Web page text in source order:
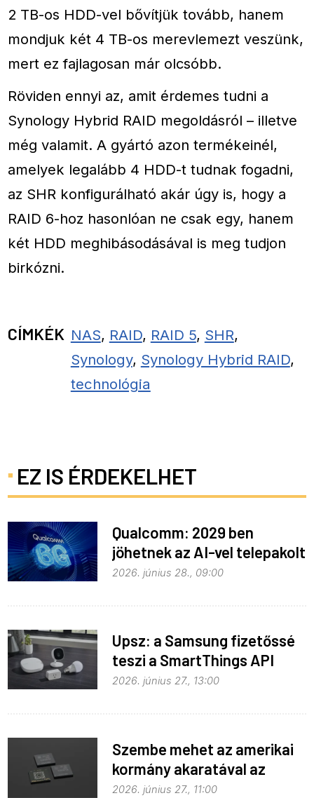
2 TB-os HDD-vel bővítjük tovább, hanem
mondjuk két 4 TB-os merevlemezt veszünk,
mert ez fajlagosan már olcsóbb.
Röviden ennyi az, amit érdemes tudni a
Synology Hybrid RAID megoldásról – illetve
még valamit. A gyártó azon termékeinél,
amelyek legalább 4 HDD-t tudnak fogadni,
az SHR konfigurálható akár úgy is, hogy a
RAID 6-hoz hasonlóan ne csak egy, hanem
két HDD meghibásodásával is meg tudjon
birkózni.
CÍMKÉK NAS, RAID, RAID 5, SHR,
Synology, Synology Hybrid RAID,
technológia
EZ IS ÉRDEKELHET
Qualcomm: 2029 ben
jöhetnek az AI-vel telepakolt
6G-s telefonok
2026. június 28., 09:00
Upsz: a Samsung fizetőssé
teszi a SmartThings API
hozzáférést
2026. június 27., 13:00
Szembe mehet az amerikai
kormány akaratával az
Apple
2026. június 27., 11:00